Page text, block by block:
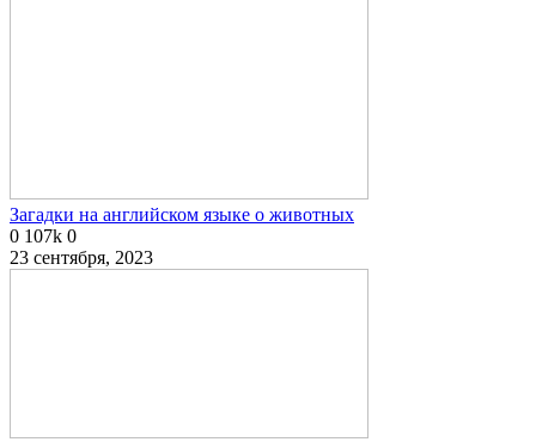
Загадки на английском языке о животных
0 107k 0
23 сентября, 2023